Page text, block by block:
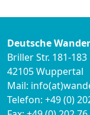
Deutsche
Briller Str. 181-183
42105 Wuppertal
Mail:
Telefon: +49 (0)